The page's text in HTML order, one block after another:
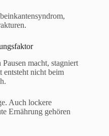
macht, stagniert
entsteht nicht beim
Auch lockere
Ernährung gehören